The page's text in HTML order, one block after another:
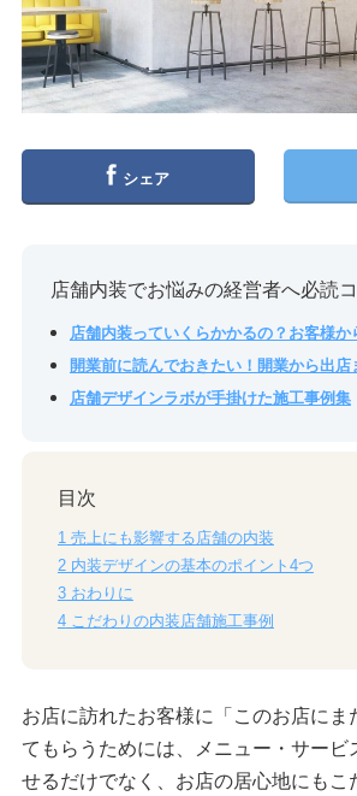
シェア
店舗内装でお悩みの経営者へ必読
店舗内装っていくらかかるの？お客様か
開業前に読んでおきたい！開業から出店
店舗デザインラボが手掛けた施工事例集
目次
1売上にも影響する店舗の内装
2内装デザインの基本のポイント4つ
3おわりに
4こだわりの内装店舗施工事例
お店に訪れたお客様に「このお店にま
てもらうためには、メニュー・サービ
せるだけでなく、お店の居心地にもこ